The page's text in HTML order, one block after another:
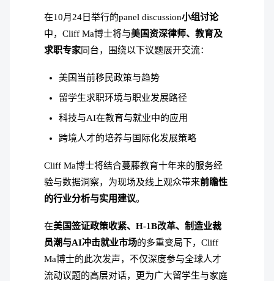
在10月24日举行的panel discussion小组讨论
中，Cliff Ma博士将与美国资深律师、教育及
求职专家同台，围绕以下议题展开交流：
美国当前移民政策与趋势
留学生求职环境与职业发展路径
科技与AI在教育与就业中的应用
跨境人才的培养与国际化发展策略
Cliff Ma博士将结合蔓藤教育十年来的服务经
验与数据洞察，为现场及线上观众带来前瞻性
的行业分析与实用建议。
在美国签证政策收紧、H-1B改革、制造业裁
员潮与AI冲击就业市场的多重变局下，Cliff
Ma博士的此次发声，不仅深度参与全球人才
流动议题的高层对话，更为广大留学生与家庭